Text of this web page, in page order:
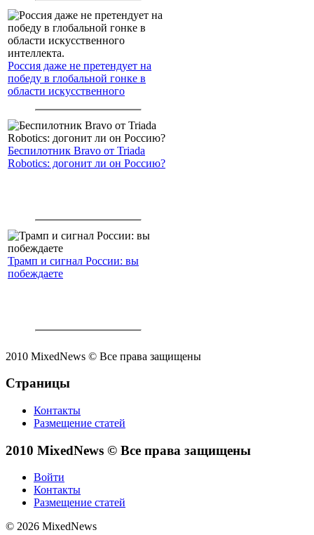
Россия даже не претендует на
победу в глобальной гонке в
области искусственного
Беспилотник Bravo от Triada
Robotics: догонит ли он Россию?
Трамп и сигнал России: вы
побеждаете
2010 MixedNews © Все права защищены
Страницы
Контакты
Размещение статей
2010 MixedNews © Все права защищены
Войти
Контакты
Размещение статей
© 2026 MixedNews